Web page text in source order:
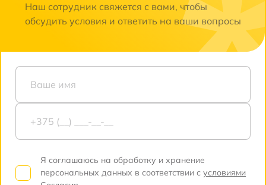
Коробка Автоматическая
Привод Полный
Наш сотрудник свяжется с вами, чтобы
обсудить условия и ответить на ваши вопросы
Я соглашаюсь на обработку и хранение
персональных данных в соответствии с условиями